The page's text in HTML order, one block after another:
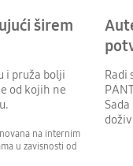
širem
i pruža bolji
od kojih ne
na internim
u zavisnosti od
Radi